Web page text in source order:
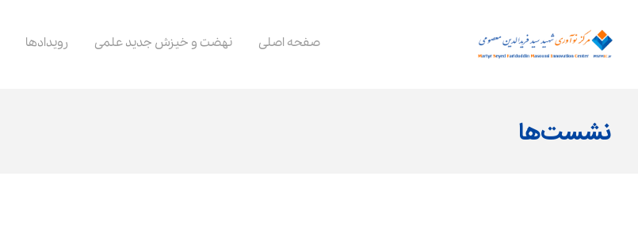
صفحه اصلی نهضت و خیزش جدید علمی رویدادها
نشست‌ها